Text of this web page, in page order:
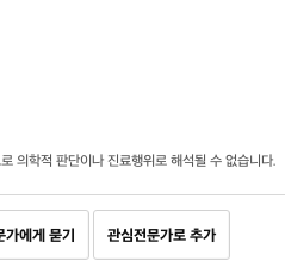
의학적 판단이나 진료행위로 해석될 수 없습니다.
가에게 묻기 관심전문가로 추가